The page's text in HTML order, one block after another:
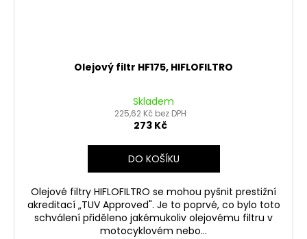
Olejový filtr HF175, HIFLOFILTRO
Skladem
225,62 Kč bez DPH
273 Kč
DO KOŠÍKU
Olejové filtry HIFLOFILTRO se mohou pyšnit prestižní
akreditací „TUV Approved". Je to poprvé, co bylo toto
schválení přiděleno jakémukoliv olejovému filtru v
motocyklovém nebo...